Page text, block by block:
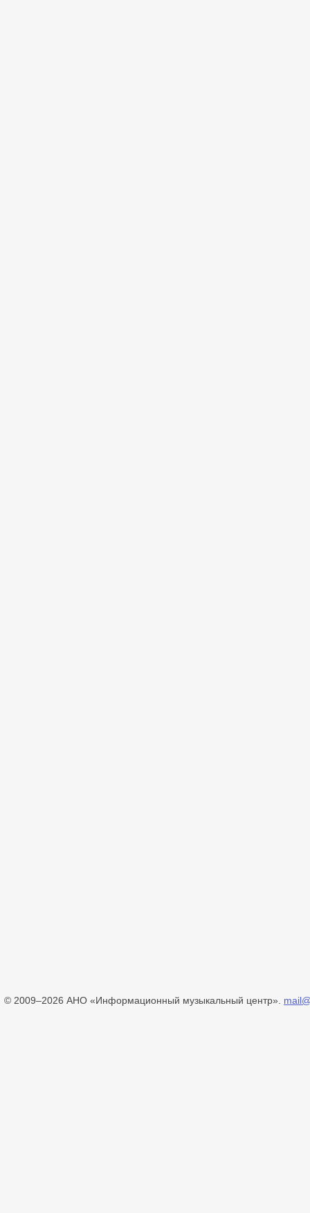
© 2009–2026 АНО «Информационный музыкальный центр».